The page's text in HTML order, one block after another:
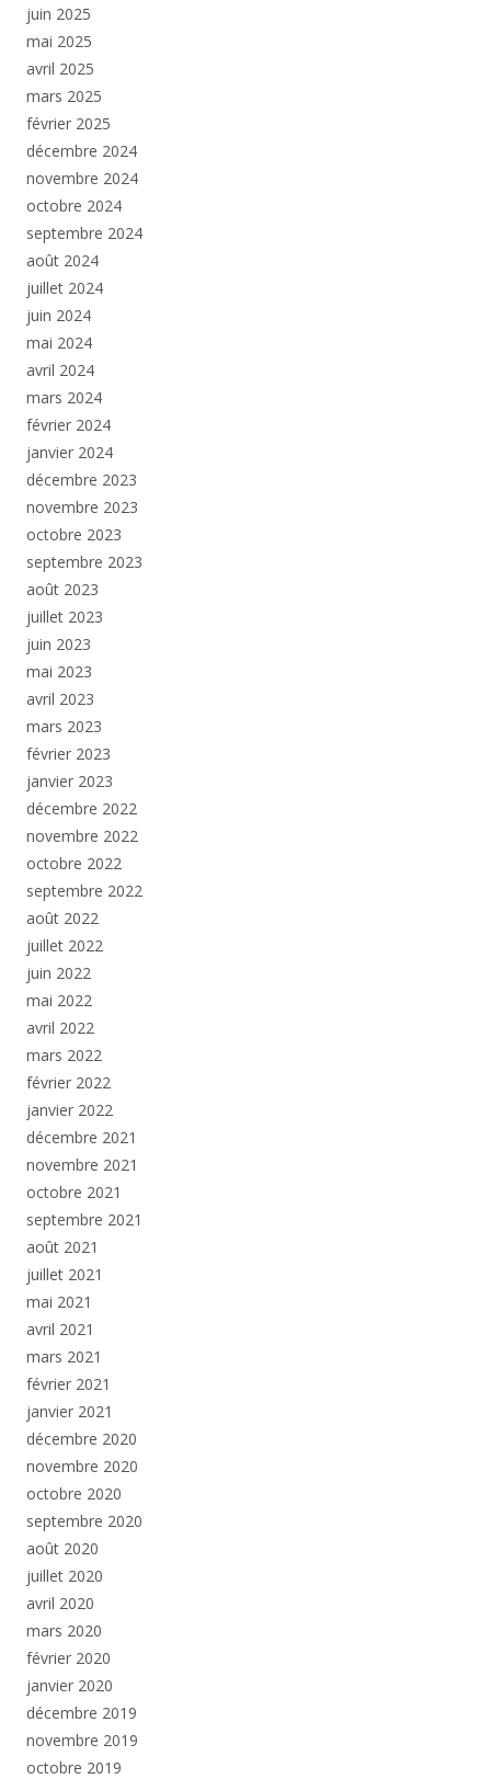
juin 2025
mai 2025
avril 2025
mars 2025
février 2025
décembre 2024
novembre 2024
octobre 2024
septembre 2024
août 2024
juillet 2024
juin 2024
mai 2024
avril 2024
mars 2024
février 2024
janvier 2024
décembre 2023
novembre 2023
octobre 2023
septembre 2023
août 2023
juillet 2023
juin 2023
mai 2023
avril 2023
mars 2023
février 2023
janvier 2023
décembre 2022
novembre 2022
octobre 2022
septembre 2022
août 2022
juillet 2022
juin 2022
mai 2022
avril 2022
mars 2022
février 2022
janvier 2022
décembre 2021
novembre 2021
octobre 2021
septembre 2021
août 2021
juillet 2021
mai 2021
avril 2021
mars 2021
février 2021
janvier 2021
décembre 2020
novembre 2020
octobre 2020
septembre 2020
août 2020
juillet 2020
avril 2020
mars 2020
février 2020
janvier 2020
décembre 2019
novembre 2019
octobre 2019